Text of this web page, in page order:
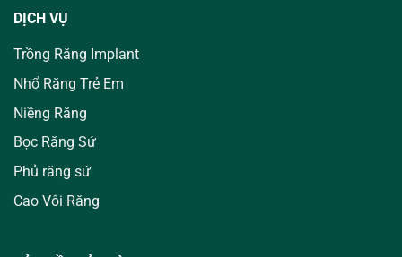
DỊCH VỤ
Trồng Răng Implant
Nhổ Răng Trẻ Em
Niềng Răng
Bọc Răng Sứ
Phủ răng sứ
Cao Vôi Răng